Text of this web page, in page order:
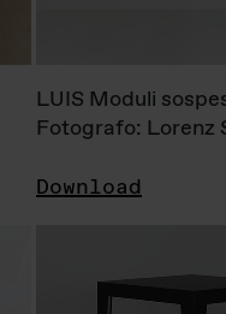
LUIS Moduli
Fotografo: Lorenz
Download